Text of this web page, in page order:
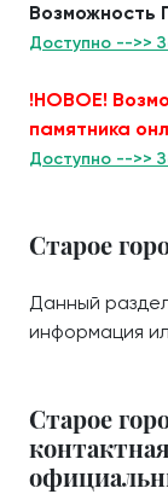
Возможность
Доступно -->>
!НОВОЕ!
памятника
Доступно -->>
Старое
Данный
информация
Старое